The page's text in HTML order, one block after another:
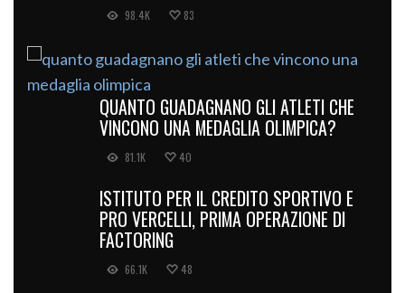
98.4K 83
QUANTO GUADAGNANO GLI ATLETI CHE
VINCONO UNA MEDAGLIA OLIMPICA?
81.1K 40
ISTITUTO PER IL CREDITO SPORTIVO E
PRO VERCELLI, PRIMA OPERAZIONE DI
FACTORING
66.1K 48